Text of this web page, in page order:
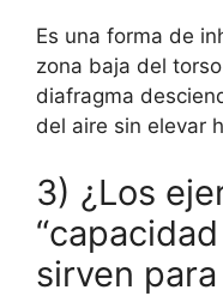
Es una forma de
zona baja del
diafragma
del aire sin elevar
3) ¿Los
sirven